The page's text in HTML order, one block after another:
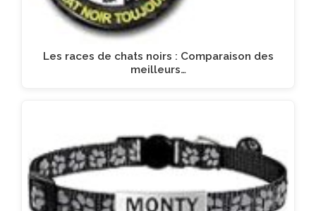
Les races de chats noirs : Comparaison des
meilleurs…